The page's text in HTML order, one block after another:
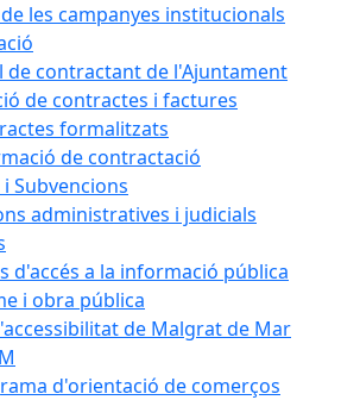
les campanyes institucionals
de contractant de l'Ajuntament
de contractes i factures
formalitzats
de contractació
Subvencions
administratives i judicials
d'accés a la informació pública
i obra pública
de Malgrat de Mar
d'orientació de comerços